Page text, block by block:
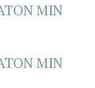
MIN
MIN